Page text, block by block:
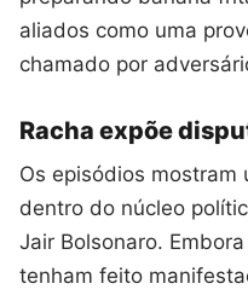
aliados como uma
chamado por
Racha expõe
Os episódios mostram
dentro do núcleo
Jair Bolsonaro.
tenham feito